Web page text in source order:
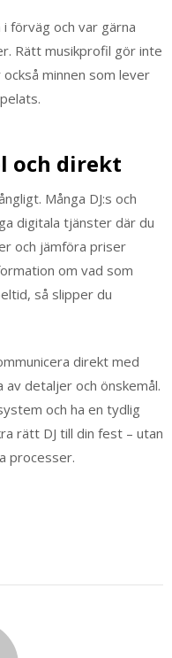
i förväg och var gärna
Rätt musikprofil gör inte
minnen som lever
och direkt
Många DJ:s och
digitala tjänster där du
och jämföra priser
om vad som
så slipper du
direkt med
av detaljer och önskemål.
och ha en tydlig
rätt DJ till din fest – utan
processer.